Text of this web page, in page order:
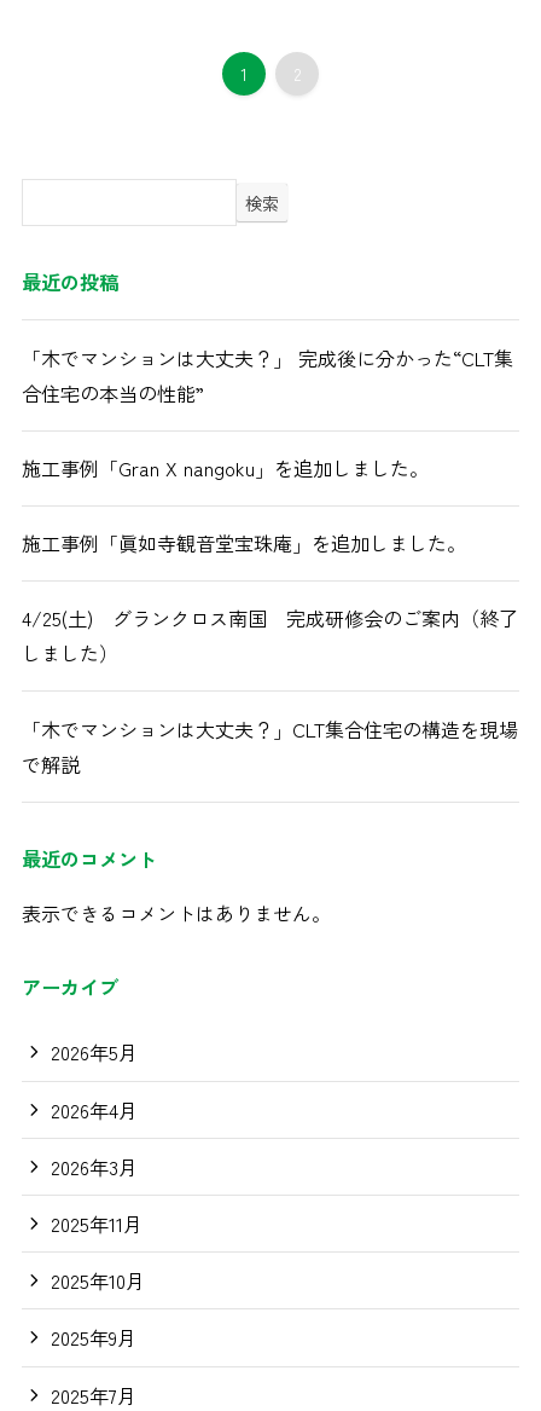
1 2
検索
最近の投稿
「木でマンションは大丈夫？」 完成後に分かった“CLT集
合住宅の本当の性能”
施工事例「Gran X nangoku」を追加しました。
施工事例「眞如寺観音堂宝珠庵」を追加しました。
4/25(土) グランクロス南国 完成研修会のご案内（終了
しました）
「木でマンションは大丈夫？」CLT集合住宅の構造を現場
で解説
最近のコメント
表示できるコメントはありません。
アーカイブ
2026年5月
2026年4月
2026年3月
2025年11月
2025年10月
2025年9月
2025年7月